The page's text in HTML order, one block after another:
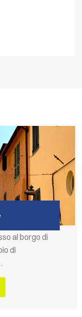
al borgo di
di
.